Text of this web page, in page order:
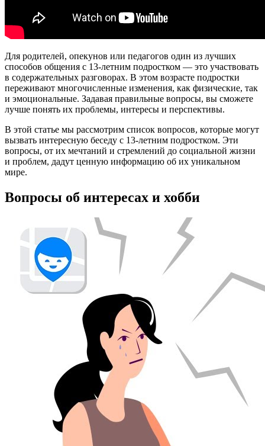
Для родителей, опекунов или педагогов один из лучших
способов общения с 13-летним подростком — это участвовать
в содержательных разговорах. В этом возрасте подростки
переживают многочисленные изменения, как физические, так
и эмоциональные. Задавая правильные вопросы, вы сможете
лучше понять их проблемы, интересы и перспективы.
В этой статье мы рассмотрим список вопросов, которые могут
вызвать интересную беседу с 13-летним подростком. Эти
вопросы, от их мечтаний и стремлений до социальной жизни
и проблем, дадут ценную информацию об их уникальном
мире.
Вопросы об интересах и хобби